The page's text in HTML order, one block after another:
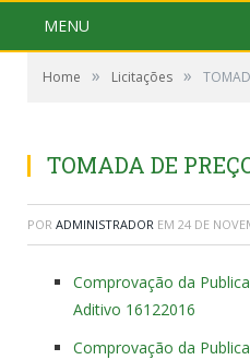
MENU
Home » Licitações »
TOMADA DE
POR ADMINISTRADOR EM 24 DE
Comprovação da
Aditivo 16122016
Comprovação da